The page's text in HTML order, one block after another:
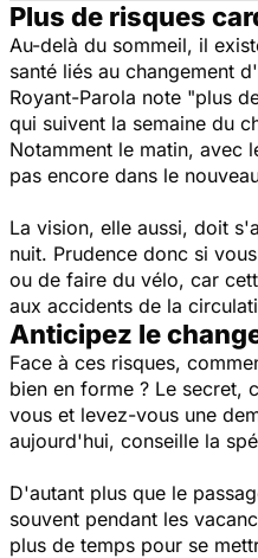
Plus de risques
Au-delà du sommeil, il
santé liés au changement
Royant-Parola note "plus
qui suivent la semaine du
Notamment le matin, avec
pas encore dans le
La vision, elle aussi, doit
nuit. Prudence donc si
ou de faire du vélo, car
aux accidents de la
Anticipez le
Face à ces risques,
bien en forme ? Le secret,
vous et levez-vous une
aujourd'hui, conseille la
D'autant plus que le
souvent pendant les
plus de temps pour se